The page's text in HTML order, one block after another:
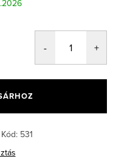
Kód: 531